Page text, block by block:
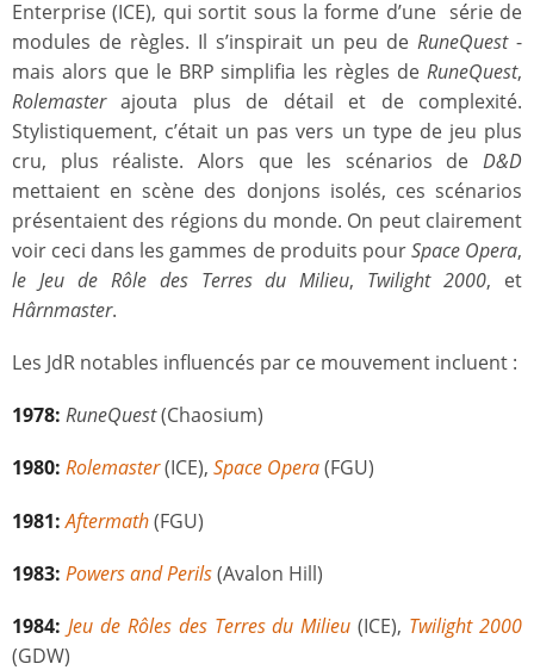
Enterprise (ICE), qui sortit sous la forme d’une série de
modules de règles. Il s’inspirait un peu de RuneQuest-
mais alors que le BRP simplifia les règles de RuneQuest,
Rolemasterajouta plus de détail et de complexité.
Stylistiquement, c’était un pas vers un type de jeu plus
cru, plus réaliste. Alors que les scénarios de D&D
mettaient en scène des donjons isolés, ces scénarios
présentaient des régions du monde. On peut clairement
voir ceci dans les gammes de produits pourSpace Opera,
le Jeu de Rôle des Terres du Milieu, Twilight 2000, et
Hârnmaster.
Les JdR notables influencés par ce mouvement incluent :
1978: RuneQuest(Chaosium)
1980: Rolemaster(ICE), Space Opera(FGU)
1981: Aftermath(FGU)
1983: Powers and Perils(Avalon Hill)
1984: Jeu de Rôles des Terres du Milieu (ICE), Twilight 2000
(GDW)